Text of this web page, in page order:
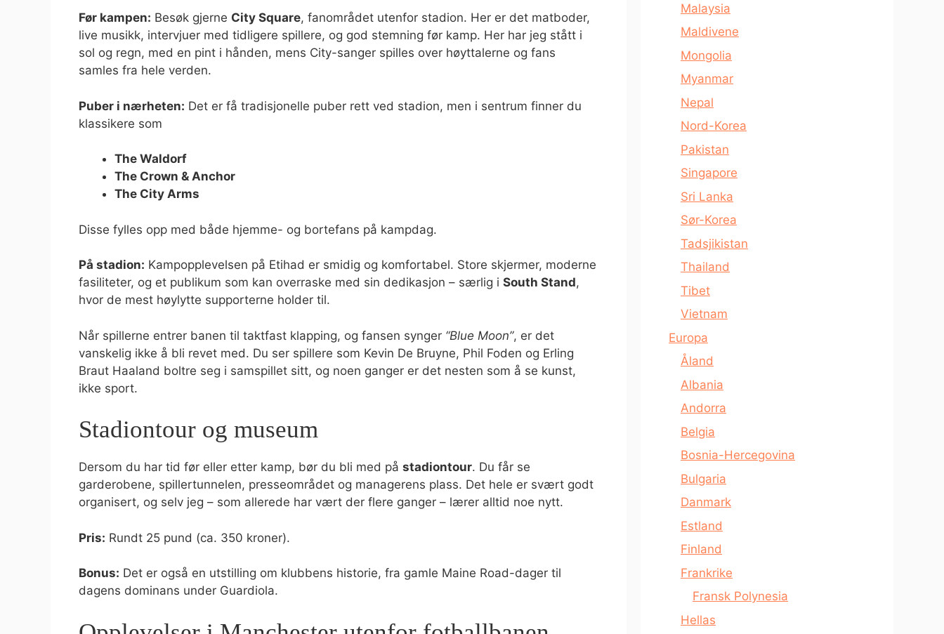
Før kampen: Besøk gjerne City Square, fanområdet utenfor stadion. Her er det matboder,
live musikk, intervjuer med tidligere spillere, og god stemning før kamp. Her har jeg stått i
sol og regn, med en pint i hånden, mens City-sanger spilles over høyttalerne og fans
samles fra hele verden.
Puber i nærheten: Det er få tradisjonelle puber rett ved stadion, men i sentrum finner du
klassikere som
The Waldorf
The Crown & Anchor
The City Arms
Disse fylles opp med både hjemme- og bortefans på kampdag.
På stadion: Kampopplevelsen på Etihad er smidig og komfortabel. Store skjermer, moderne
fasiliteter, og et publikum som kan overraske med sin dedikasjon – særlig i South Stand,
hvor de mest høylytte supporterne holder til.
Når spillerne entrer banen til taktfast klapping, og fansen synger “Blue Moon”, er det
vanskelig ikke å bli revet med. Du ser spillere som Kevin De Bruyne, Phil Foden og Erling
Braut Haaland boltre seg i samspillet sitt, og noen ganger er det nesten som å se kunst,
ikke sport.
Stadiontour og museum
Dersom du har tid før eller etter kamp, bør du bli med på stadiontour. Du får se
garderobene, spillertunnelen, presseområdet og managerens plass. Det hele er svært godt
organisert, og selv jeg – som allerede har vært der flere ganger – lærer alltid noe nytt.
Pris: Rundt 25 pund (ca. 350 kroner).
Bonus: Det er også en utstilling om klubbens historie, fra gamle Maine Road-dager til
dagens dominans under Guardiola.
Malaysia
Maldivene
Mongolia
Myanmar
Nepal
Nord-Korea
Pakistan
Singapore
Sri Lanka
Sør-Korea
Tadsjikistan
Thailand
Tibet
Vietnam
Europa
Åland
Albania
Andorra
Belgia
Bosnia-Hercegovina
Bulgaria
Danmark
Estland
Finland
Frankrike
Fransk Polynesia
Hellas